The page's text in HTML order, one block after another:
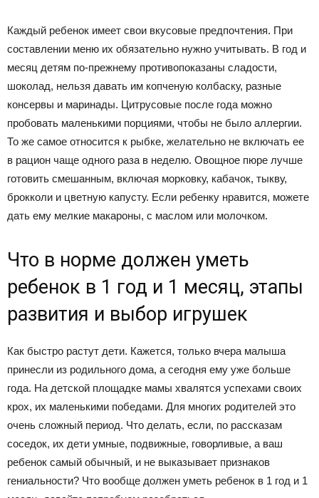
Каждый ребенок имеет свои вкусовые предпочтения. При
составлении меню их обязательно нужно учитывать. В год и
месяц детям по-прежнему противопоказаны сладости,
шоколад, нельзя давать им копченую колбаску, разные
консервы и маринады. Цитрусовые после года можно
пробовать маленькими порциями, чтобы не было аллергии.
То же самое относится к рыбке, желательно не включать ее
в рацион чаще одного раза в неделю. Овощное пюре лучше
готовить смешанным, включая морковку, кабачок, тыкву,
брокколи и цветную капусту. Если ребенку нравится, можете
дать ему мелкие макароны, с маслом или молочком.
Что в норме должен уметь
ребенок в 1 год и 1 месяц, этапы
развития и выбор игрушек
Как быстро растут дети. Кажется, только вчера малыша
принесли из родильного дома, а сегодня ему уже больше
года. На детской площадке мамы хвалятся успехами своих
крох, их маленькими победами. Для многих родителей это
очень сложный период. Что делать, если, по рассказам
соседок, их дети умные, подвижные, говорливые, а ваш
ребенок самый обычный, и не выказывает признаков
гениальности? Что вообще должен уметь ребенок в 1 год и 1